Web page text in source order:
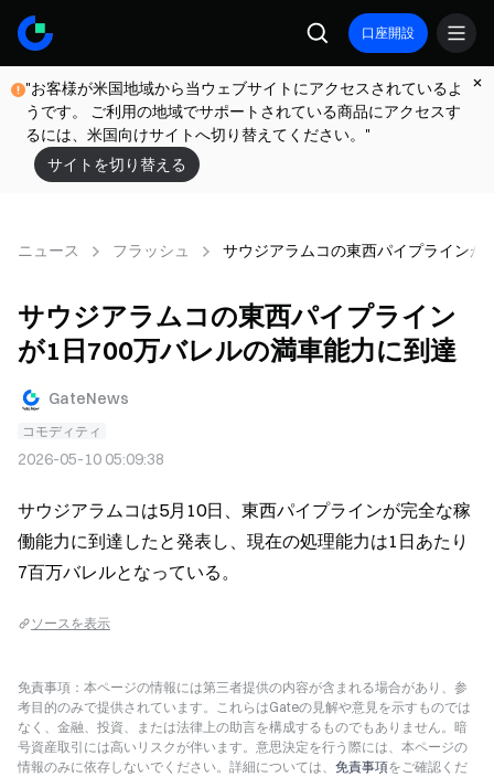
口座開設
"お客様が米国地域から当ウェブサイトにアクセスされているよ
うです。 ご利用の地域でサポートされている商品にアクセスす
るには、米国向けサイトへ切り替えてください。"
サイトを切り替える
ニュース フラッシュ サウジアラムコの東西パイプライン
サウジアラムコの東西パイプライン
が1日700万バレルの満車能力に到達
GateNews
コモディティ
2026-05-10 05:09:38
サウジアラムコは5月10日、東西パイプラインが完全な稼
働能力に到達したと発表し、現在の処理能力は1日あたり
7百万バレルとなっている。
ソースを表示
免責事項：本ページの情報には第三者提供の内容が含まれる場合があり、参
考目的のみで提供されています。これらはGateの見解や意見を示すものでは
なく、金融、投資、または法律上の助言を構成するものでもありません。暗
号資産取引には高いリスクが伴います。意思決定を行う際には、本ページの
情報のみに依存しないでください。詳細については、 免責事項をご確認くだ